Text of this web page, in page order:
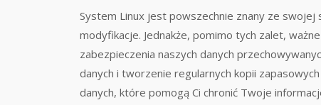
System Linux jest powszechnie znany ze
modyfikacje. Jednakże, pomimo tych zalet,
zabezpieczenia naszych danych
danych i tworzenie regularnych kopii
danych, które pomogą Ci chronić Twoje